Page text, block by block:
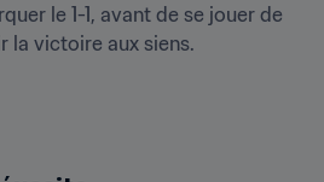
le 1-1, avant de se jouer de
la victoire aux siens.